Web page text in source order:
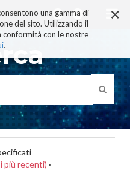
×
una gamma di
del sito. Utilizzando il
conformità con le nostre
.
più recenti) ·